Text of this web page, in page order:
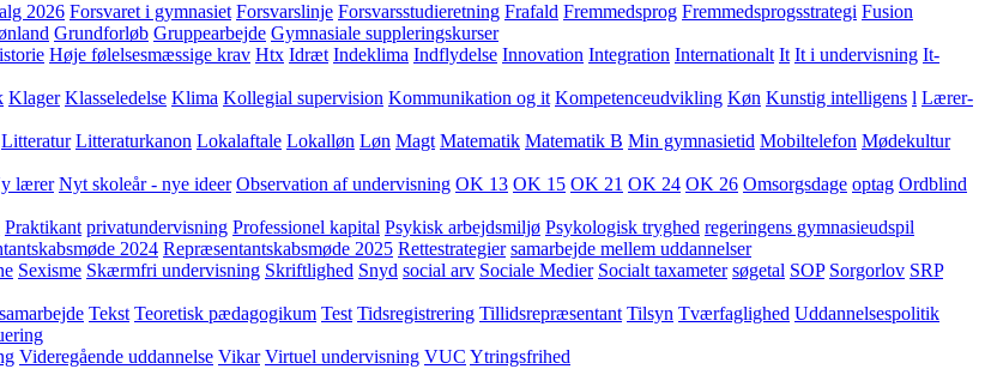
2026 Forsvaret i gymnasiet Forsvarslinje Forsvarsstudieretning Frafald Fremmedsprog Fremmedsprogsstrategi Fusion
Grundforløb Gruppearbejde Gymnasiale suppleringskurser
Høje følelsesmæssige krav Htx Idræt Indeklima Indflydelse Innovation Integration Internationalt It It i undervisning It-
Klager Klasseledelse Klima Kollegial supervision Kommunikation og it Kompetenceudvikling Køn Kunstig intelligens l Lærer-
Litteratur Litteraturkanon Lokalaftale Lokalløn Løn Magt Matematik Matematik B Min gymnasietid Mobiltelefon Mødekultur
lærer Nyt skoleår - nye ideer Observation af undervisning OK 13 OK 15 OK 21 OK 24 OK 26 Omsorgsdage optag Ordblind
Praktikant privatundervisning Professionel kapital Psykisk arbejdsmiljø Psykologisk tryghed regeringens gymnasieudspil
2024 Repræsentantskabsmøde 2025 Rettestrategier samarbejde mellem uddannelser
Sexisme Skærmfri undervisning Skriftlighed Snyd social arv Sociale Medier Socialt taxameter søgetal SOP Sorgorlov SRP
Tekst Teoretisk pædagogikum Test Tidsregistrering Tillidsrepræsentant Tilsyn Tværfaglighed Uddannelsespolitik
Videregående uddannelse Vikar Virtuel undervisning VUC Ytringsfrihed